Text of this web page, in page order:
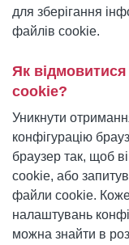
для зберігання
файлів cookie.
Як
cookie?
Уникнути
конфігурацію
браузер так, щоб
cookie, або
файли cookie.
налаштувань
можна знайти в